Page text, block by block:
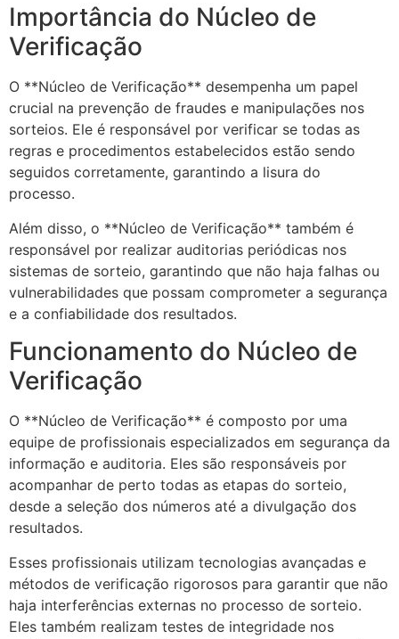
Importância do Núcleo de
Verificação
O **Núcleo de Verificação** desempenha um papel
crucial na prevenção de fraudes e manipulações nos
sorteios. Ele é responsável por verificar se todas as
regras e procedimentos estabelecidos estão sendo
seguidos corretamente, garantindo a lisura do
processo.
Além disso, o **Núcleo de Verificação** também é
responsável por realizar auditorias periódicas nos
sistemas de sorteio, garantindo que não haja falhas ou
vulnerabilidades que possam comprometer a segurança
e a confiabilidade dos resultados.
Funcionamento do Núcleo de
Verificação
O **Núcleo de Verificação** é composto por uma
equipe de profissionais especializados em segurança da
informação e auditoria. Eles são responsáveis por
acompanhar de perto todas as etapas do sorteio,
desde a seleção dos números até a divulgação dos
resultados.
Esses profissionais utilizam tecnologias avançadas e
métodos de verificação rigorosos para garantir que não
haja interferências externas no processo de sorteio.
Eles também realizam testes de integridade nos